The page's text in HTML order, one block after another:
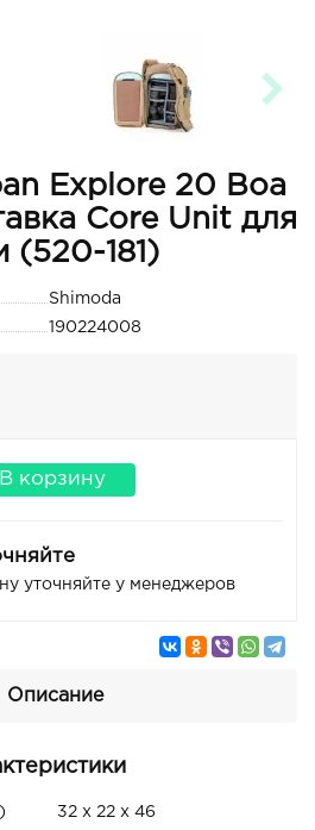
Explore 20 Boa
Core Unit для
(520-181)
Shimoda
190224008
В корзину
уточняйте у менеджеров
Описание
32 x 22 x 46